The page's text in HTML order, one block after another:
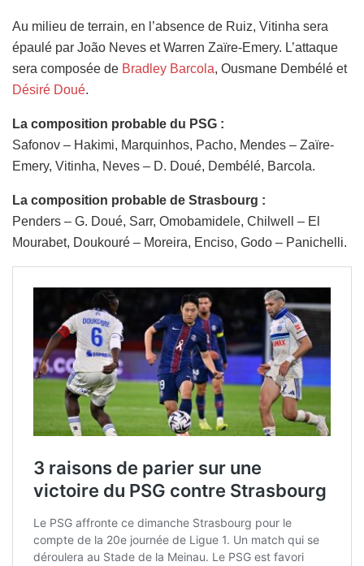
Au milieu de terrain, en l’absence de Ruiz, Vitinha sera
épaulé par João Neves et Warren Zaïre-Emery. L’attaque
sera composée de Bradley Barcola, Ousmane Dembélé et
Désiré Doué.
La composition probable du PSG :
Safonov – Hakimi, Marquinhos, Pacho, Mendes – Zaïre-
Emery, Vitinha, Neves – D. Doué, Dembélé, Barcola.
La composition probable de Strasbourg :
Penders – G. Doué, Sarr, Omobamidele, Chilwell – El
Mourabet, Doukouré – Moreira, Enciso, Godo – Panichelli.